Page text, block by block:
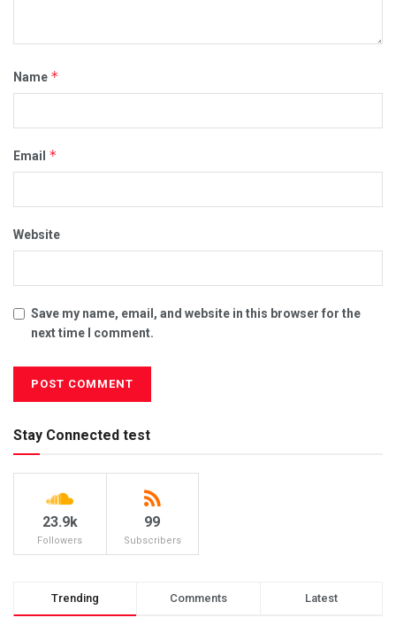
Name *
Email *
Website
Save my name, email, and website in this browser for the
next time I comment.
Stay Connected test
23.9k
Followers
99
Subscribers
Trending Comments Latest